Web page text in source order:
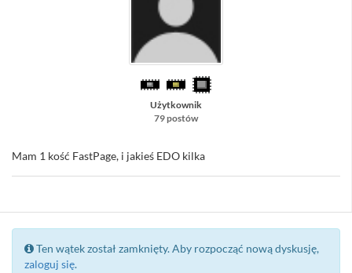
Użytkownik
79 postów
Mam 1 kość FastPage, i jakieś EDO kilka
Ten wątek został zamknięty. Aby rozpocząć nową dyskusję,
zaloguj się.